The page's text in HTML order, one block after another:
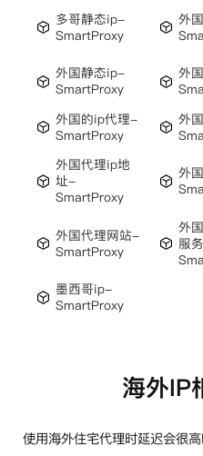
多哥静态ip-
SmartProxy
外
外国静态ip-
SmartProxy
外
外国的ip代理-
SmartProxy
外
外国代理ip地
址-
SmartProxy
外
外国代理网站-
SmartProxy
外
服
墨西哥ip-
SmartProxy
海外IP